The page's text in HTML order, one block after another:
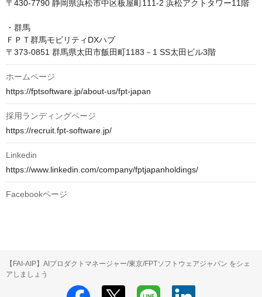
〒430-7790 静岡県浜松市中区板屋町111-2 浜松アクトタワー11階
・群馬
ＦＰＴ群馬モビリティDXハブ
ホームページ
https://fptsoftware.jp/about-us/fpt-japan
採用ランディングページ
https://recruit.fpt-software.jp/
Linkedin
https://www.linkedin.com/company/fptjapanholdings/
Facebookページ
【FAI-AIP】AIプロダクトマネージャー/東京/FPTソフトウェアジャパン をシェ
アしましょう